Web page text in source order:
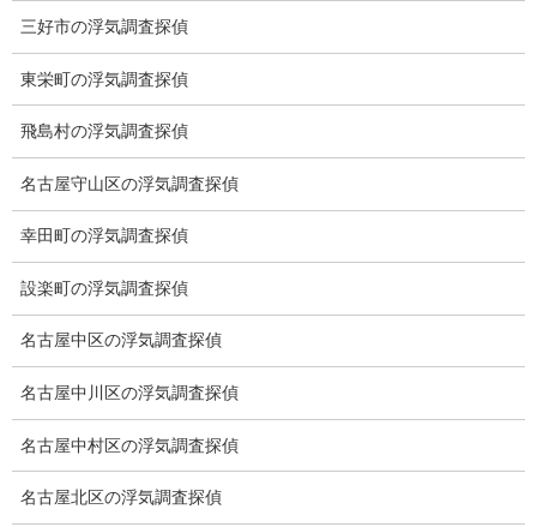
顧問弁護士のご案内
委任契約
低料金の理由
スキルの高さ＝高額料金？
適正料金
稼働制って何？
探偵
探偵を本業
調査機器
探偵の資格
三好市の浮気調査探偵
東栄町の浮気調査探偵
飛島村の浮気調査探偵
名古屋守山区の浮気調査探偵
幸田町の浮気調査探偵
設楽町の浮気調査探偵
名古屋中区の浮気調査探偵
名古屋中川区の浮気調査探偵
名古屋中村区の浮気調査探偵
名古屋北区の浮気調査探偵